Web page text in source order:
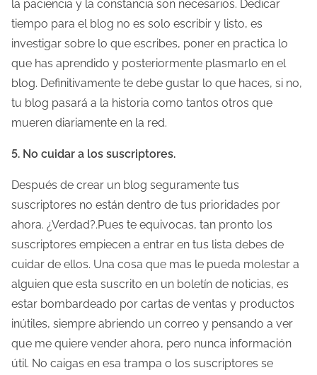
la paciencia y la constancia son necesarios. Dedicar
tiempo para el blog no es solo escribir y listo, es
investigar sobre lo que escribes, poner en practica lo
que has aprendido y posteriormente plasmarlo en el
blog. Definitivamente te debe gustar lo que haces, si no,
tu blog pasará a la historia como tantos otros que
mueren diariamente en la red.
5. No cuidar a los suscriptores.
Después de crear un blog seguramente tus
suscriptores no están dentro de tus prioridades por
ahora. ¿Verdad?.Pues te equivocas, tan pronto los
suscriptores empiecen a entrar en tus lista debes de
cuidar de ellos. Una cosa que mas le pueda molestar a
alguien que esta suscrito en un boletín de noticias, es
estar bombardeado por cartas de ventas y productos
inútiles, siempre abriendo un correo y pensando a ver
que me quiere vender ahora, pero nunca información
útil. No caigas en esa trampa o los suscriptores se